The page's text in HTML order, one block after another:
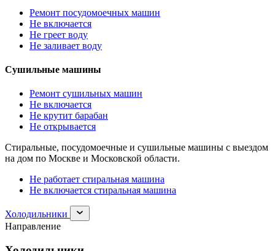
Ремонт посудомоечных машин
Не включается
Не греет воду
Не заливает воду
Сушильные машины
Ремонт сушильных машин
Не включается
Не крутит барабан
Не открывается
Стиральные, посудомоечные и сушильные машины с выездом
на дом по Москве и Московской области.
Не работает стиральная машина
Не включается стиральная машина
Холодильники
Раскрыть
раздел
Направление